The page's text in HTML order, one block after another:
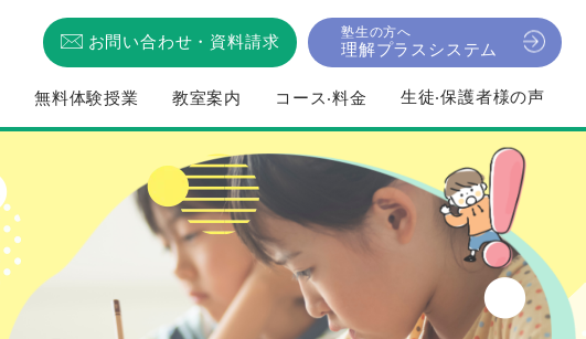
お問い合わせ ・ 資料請求
塾生の方へ
理解プラスシステム
無料体験授業 教室案内 コース‧料⾦ ⽣徒‧保護者様の声